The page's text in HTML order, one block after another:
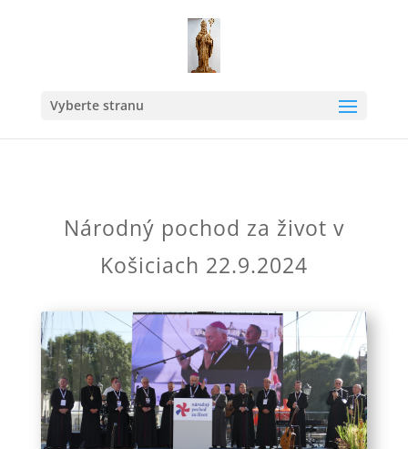
Vyberte stranu
Národný pochod za život v
Košiciach 22.9.2024